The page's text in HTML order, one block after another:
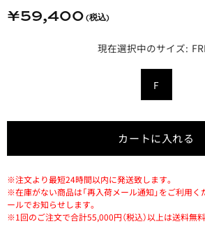
¥59,400
カートに入れる
※注文より最短24時間以内に発送致します。
※在庫がない商品は「再入荷メール通知」をご利用く
ールでお知らせします。
※1回のご注文で合計55,000円（税込）以上は送料無料